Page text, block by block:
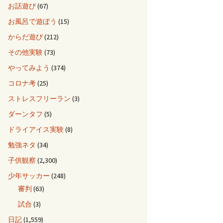
お話遊び(67)
お風呂で遊ぼう (15)
からだ遊び(212)
その他実験(73)
やってみよう (374)
コロナ考(25)
ストレスフリーラン (3)
ダーンタフ (5)
ドライアイス実験(8)
勉強ネタ (34)
子供観察 (2,300)
少年サッカー (248)
審判 (63)
試合 (3)
日記(1,559)